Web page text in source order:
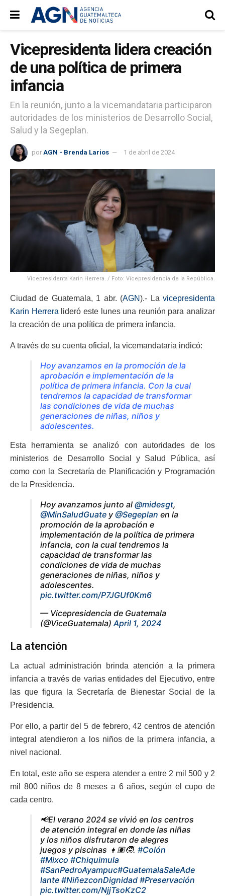
Vicepresidenta lidera creación
de una política de primera
infancia
En la reunión, junto a la vicemandataria participaron
autoridades de los ministerios de Desarrollo Social,
Salud y la Segeplan.
por AGN - Brenda Larios 1 de abril de 2024
Vicepresidenta Karin Herrera. / Foto: Vicepresidencia de la República.
Ciudad de Guatemala, 1 abr. (AGN).- Lavicepresidenta
Karin Herrera lideró este lunes una reunión para analizar
la creación de una política de primera infancia.
A través de su cuenta oficial, la vicemandataria indicó:
Hoy avanzamos en la promoción de la
aprobación e implementación de la
política de primera infancia. Con la cual
tendremos la capacidad de transformar
las condiciones de vida de muchas
generaciones de niñas, niños y
adolescentes.
Esta herramienta se analizó con autoridades de los
ministerios de Desarrollo Social y Salud Pública, así
como con la Secretaría de Planificación y Programación
de la Presidencia.
Hoy avanzamos junto al @midesgt,
@MinSaludGuate y @Segeplan en la
promoción de la aprobación e
implementación de la política de primera
infancia, con la cual tendremos la
capacidad de transformar las
condiciones de vida de muchas
generaciones de niñas, niños y
adolescentes.
pic.twitter.com/P7JGUf0Km6
— Vicepresidencia de Guatemala
(@ViceGuatemala) April 1, 2024
La atención
La actual administración brinda atención a la primera
infancia a través de varias entidades del Ejecutivo, entre
las que figura la Secretaría de Bienestar Social de la
Presidencia.
Por ello, a partir del 5 de febrero, 42 centros de atención
integral atendieron a los niños de la primera infancia, a
nivel nacional.
En total, este año se espera atender a entre 2 mil 500 y 2
mil 800 niños de 8 meses a 6 años, según el cupo de
cada centro.
📢El verano 2024 se vivió en los centros
de atención integral en donde las niñas
y los niños disfrutaron de alegres
juegos y piscinas 👧🏽🧒. #Colón
#Mixco #Chiquimula
#SanPedroAyampuc#GuatemalaSaleAde
lante #NiñezconDignidad #Preservación
pic.twitter.com/NjjTsoKzC2